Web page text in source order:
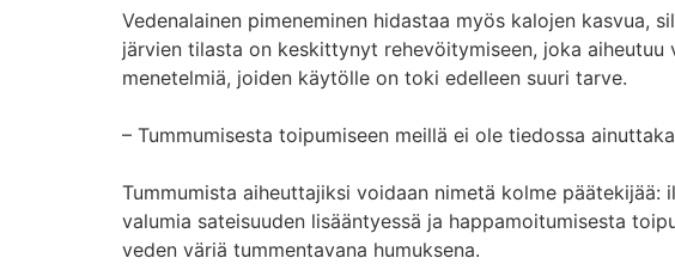
Vedenalainen pimeneminen hidastaa myös kalojen kasvua,
järvien tilasta on keskittynyt rehevöitymiseen, joka
menetelmiä, joiden käytölle on toki edelleen suuri tarve.
– Tummumisesta toipumiseen meillä ei ole tiedossa
Tummumista aiheuttajiksi voidaan nimetä kolme
valumia sateisuuden lisääntyessä ja happamoitumisesta
veden väriä tummentavana humuksena.